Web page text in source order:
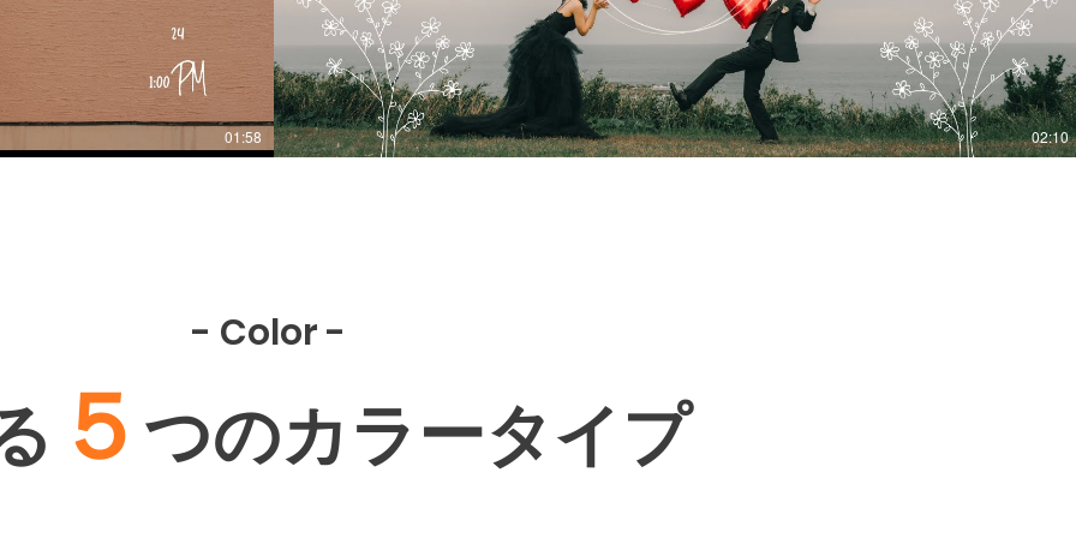
01:58 02:10
- Color -
５ つのカラータイプ